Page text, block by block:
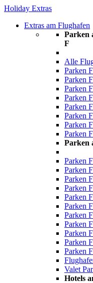
Holiday Extras
Extras am Flughafen
Parken
F
Alle
Parken
Parken
Parken
Parken
Parken
Parken
Parken
Parken
Parken
Parken
Parken
Parken
Parken
Parken
Parken
Parken
Parken
Parken
Parken
Parken
Valet
Hotels